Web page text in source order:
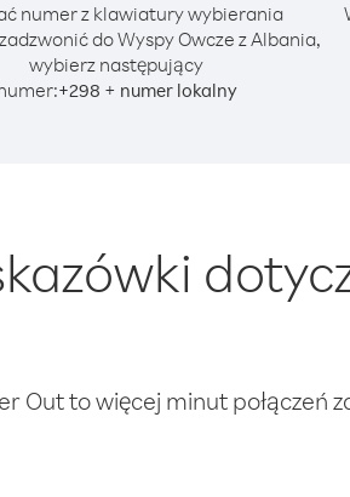
numer z klawiatury wybierania
do Wyspy Owcze z Albania,
wybierz następujący
+298 + numer lokalny
Out to więcej minut połączeń